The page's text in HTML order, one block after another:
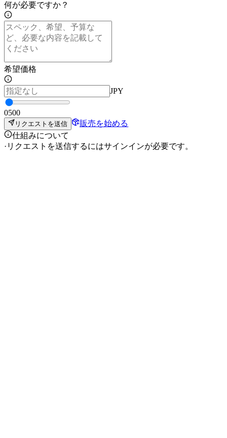
何が必要ですか？
希望価格
JPY
0500
リクエストを送信
販売を始める
仕組みについて
· リクエストを送信するにはサインインが必要です。